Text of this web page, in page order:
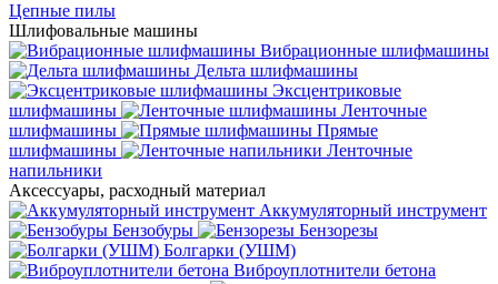
Цепные пилы
Шлифовальные машины
Вибрационные шлифмашины
Дельта шлифмашины
Эксцентриковые
шлифмашины
Ленточные
шлифмашины
Прямые
шлифмашины
Ленточные
напильники
Аксессуары, расходный материал
Аккумуляторный инструмент
Бензобуры
Бензорезы
Болгарки (УШМ)
Виброуплотнители бетона